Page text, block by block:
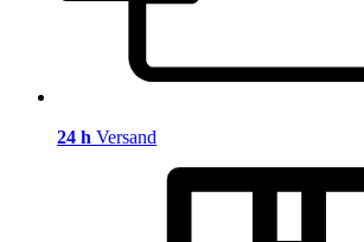
24 h Versand